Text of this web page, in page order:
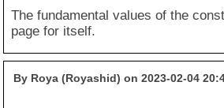
Federalism: In case of a
Constitution should clearly
the central government
ensure that the power is
equitably. (Reference:
The fundamental values of the
page for itself.
(6) By Roya (Royashid) on 2023-02-04